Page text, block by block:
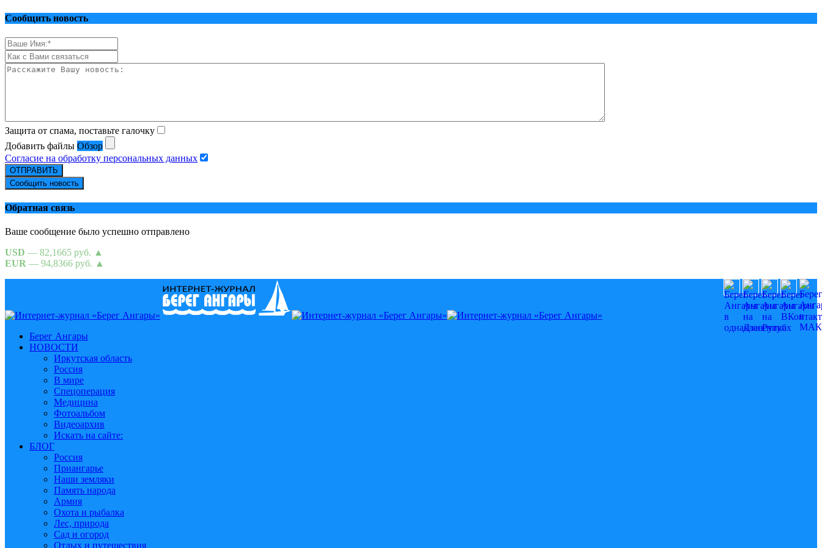
Сообщить новость
Защита от спама, поставьте галочку
Добавить файлы Обзор
Согласие на обработку персональных данных
ОТПРАВИТЬ
Сообщить новость
Обратная связь
Ваше сообщение было успешно отправлено
USD — 82,1665 руб. ▲
EUR — 94,8366 руб. ▲
Берег Ангары
НОВОСТИ
Иркутская область
Россия
В мире
Спецоперация
Медицина
Фотоальбом
Видеоархив
Искать на сайте:
БЛОГ
Россия
Приангарье
Наши земляки
Память народа
Армия
Охота и рыбалка
Лес, природа
Сад и огород
Отдых и путешествия